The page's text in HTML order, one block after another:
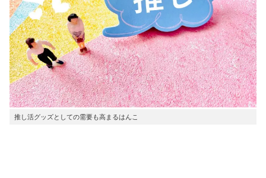
推し活グッズとしての需要も高まるはんこ